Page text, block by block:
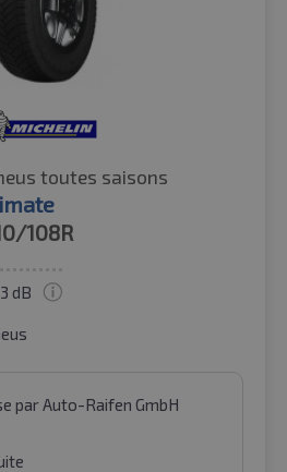
toutes saisons
108R
dB
par Auto-Raifen GmbH